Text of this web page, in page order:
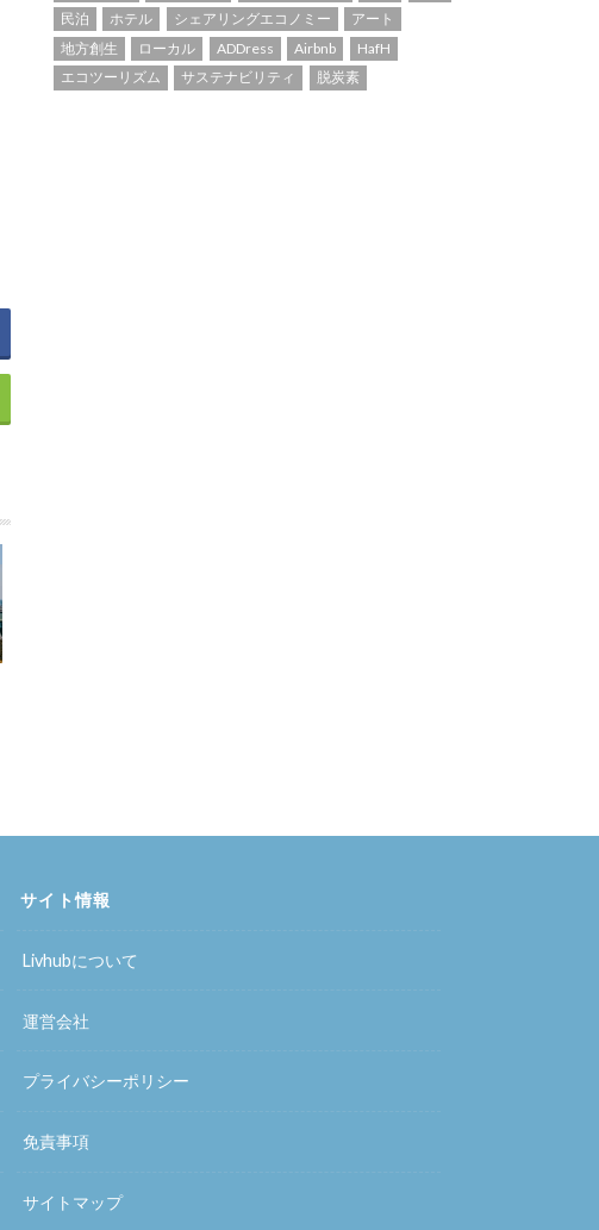
民泊
ホテル シェアリングエコノミー
アート
地方創生
ローカル ADDress Airbnb
HafH
エコツーリズム
サステナビリティ 脱炭素
サイト情報
Livhubについて
運営会社
プライバシーポリシー
免責事項
サイトマップ